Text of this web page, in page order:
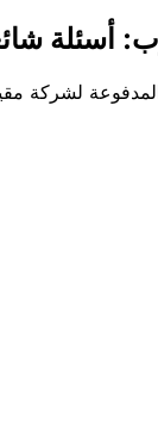
أسئلة
لشركة